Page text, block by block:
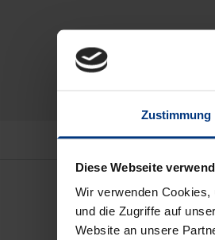
Zustimmung
Diese Webseite
Wir verwenden
und die Zugriffe auf
Website an unsere